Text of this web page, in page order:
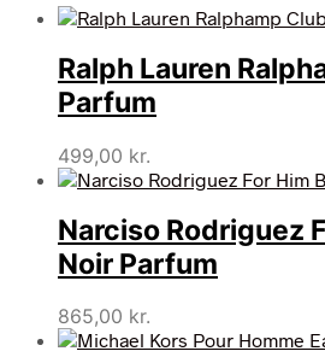
Ralph Lauren
Parfum
499,00 kr.
Narciso Rodriguez
Noir Parfum
865,00 kr.